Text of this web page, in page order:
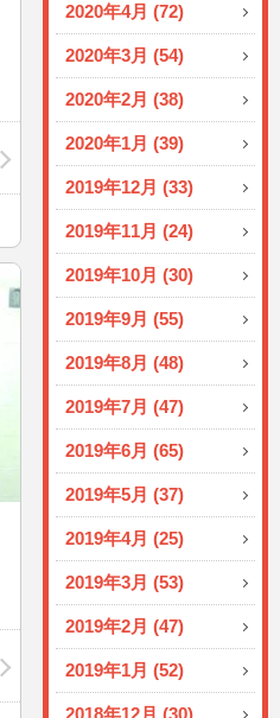
2020年4月 (72)
2020年3月 (54)
2020年2月 (38)
2020年1月 (39)
2019年12月 (33)
2019年11月 (24)
2019年10月 (30)
2019年9月 (55)
2019年8月 (48)
2019年7月 (47)
2019年6月 (65)
2019年5月 (37)
2019年4月 (25)
2019年3月 (53)
2019年2月 (47)
2019年1月 (52)
2018年12月 (30)